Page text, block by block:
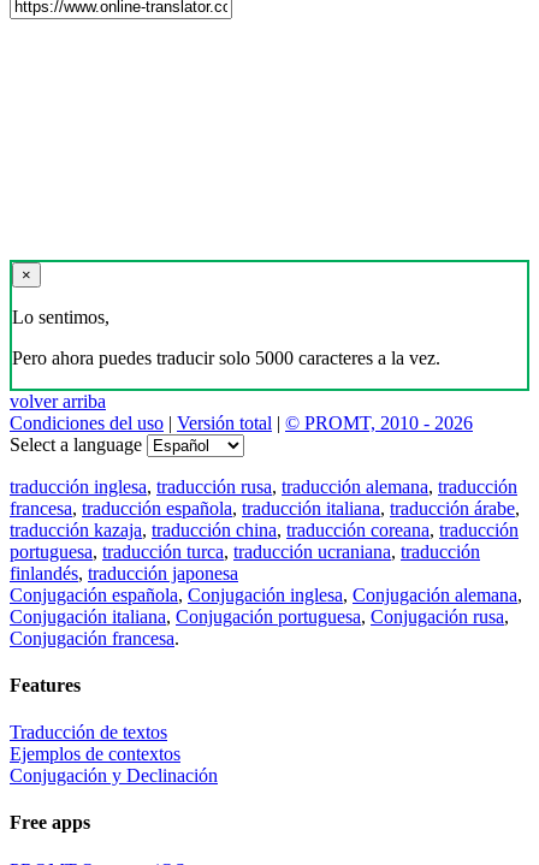
×
Lo sentimos,
Pero ahora puedes traducir solo 5000 caracteres a la vez.
volver arriba
Condiciones del uso | Versión total | © PROMT, 2010 - 2026
Select a language
traducción inglesa, traducción rusa, traducción alemana, traducción
francesa, traducción española, traducción italiana, traducción árabe,
traducción kazaja, traducción china, traducción coreana, traducción
portuguesa, traducción turca, traducción ucraniana, traducción
finlandés, traducción japonesa
Conjugación española, Conjugación inglesa, Conjugación alemana,
Conjugación italiana, Conjugación portuguesa, Conjugación rusa,
Conjugación francesa.
Features
Traducción de textos
Ejemplos de contextos
Conjugación y Declinación
Free apps